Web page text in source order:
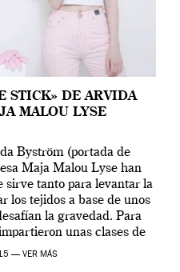
STICK» DE ARVIDA
MALOU LYSE
Byström (portada de
Maja Malou Lyse han
sirve tanto para levantar la
los tejidos a base de unos
la gravedad. Para
unas clases de
el Tate […]
— VER MÁS